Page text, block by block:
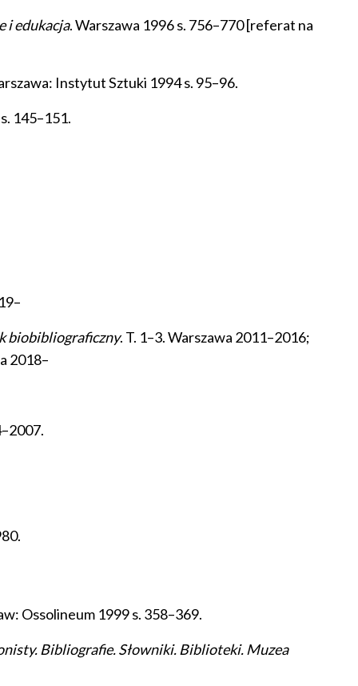
i edukacja. Warszawa 1996 s. 756–770 [referat na
Instytut Sztuki 1994 s. 95–96.
145–151.
biobibliograficzny. T. 1–3. Warszawa 2011–2016;
2018–
Ossolineum 1999 s. 358–369.
Bibliografie. Słowniki. Biblioteki. Muzea